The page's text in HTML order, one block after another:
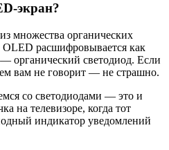
экран?
множества органических
расшифровывается как
органический светодиод. Если
вам не говорит — не страшно.
со светодиодами — это и
на телевизоре, когда тот
индикатор уведомлений